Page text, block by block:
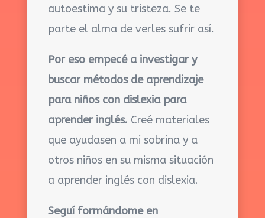
autoestima y su tristeza. Se te
parte el alma de verles sufrir así.
Por eso empecé a investigar y
buscar métodos de aprendizaje
para niños con dislexia para
aprender inglés. Creé materiales
que ayudasen a mi sobrina y a
otros niños en su misma situación
a aprender inglés con dislexia.
Seguí formándome en